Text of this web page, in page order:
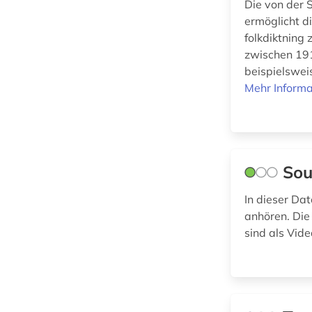
Die von der
ermöglicht
folkdiktning
zwischen
Mehr
In dieser
anhören.
sind als